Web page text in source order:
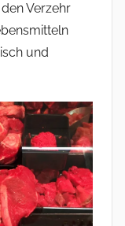
Verzehr
und